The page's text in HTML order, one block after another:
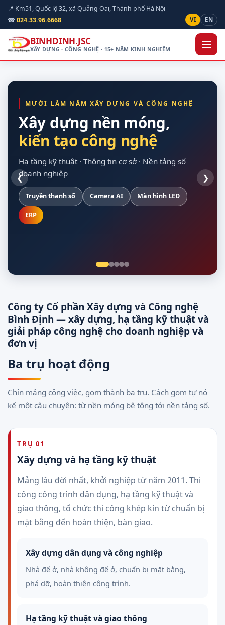
📍 Km51, Quốc lộ 32, xã Quảng Oai, Thành phố Hà Nội
☎ 024.33.96.6668 VI EN
BINHDINH.JSC
XÂY DỰNG · CÔNG NGHỆ · 15+ NĂM KINH NGHIỆM
MƯỜI LĂM NĂM XÂY DỰNG VÀ CÔNG NGHỆ
Xây dựng nền móng,
kiến tạo công nghệ
Hạ tầng kỹ thuật · Thông tin cơ sở · Nền tảng số
doanh nghiệp
Truyền thanh số Camera AI Màn hình LED
ERP
hạ tầng kỹ thuật
Xây dựng dân dụng Giao thông Nội thất
Điện mặt trời
quan sát được hiện
trường
Chuẩn Thông tư 24/2025
cho doanh nghiệp
Nền Odoo Hạ tầng máy chủ Sao lưu tự động
Tuỳ chỉnh theo nghiệp vụ
vòng đời dự án
Khảo sát trên bản đồ số Dự toán theo định mức
Bàn giao đủ tài liệu
❮ ❯
Công ty Cổ phần Xây dựng và Công nghệ
Bình Định — xây dựng, hạ tầng kỹ thuật và
giải pháp công nghệ cho doanh nghiệp và
đơn vị
Ba trụ hoạt động
Chín mảng công việc, gom thành ba trụ. Cách gom tự nó
kể một câu chuyện: từ nền móng bê tông tới nền tảng số.
TRỤ 01
Xây dựng và hạ tầng kỹ thuật
Mảng lâu đời nhất, khởi nghiệp từ năm 2011. Thi
công công trình dân dụng, hạ tầng kỹ thuật và
giao thông, tổ chức thi công khép kín từ chuẩn bị
mặt bằng đến hoàn thiện, bàn giao.
Xây dựng dân dụng và công nghiệp
Nhà để ở, nhà không để ở, chuẩn bị mặt bằng,
phá dỡ, hoàn thiện công trình.
Hạ tầng kỹ thuật và giao thông